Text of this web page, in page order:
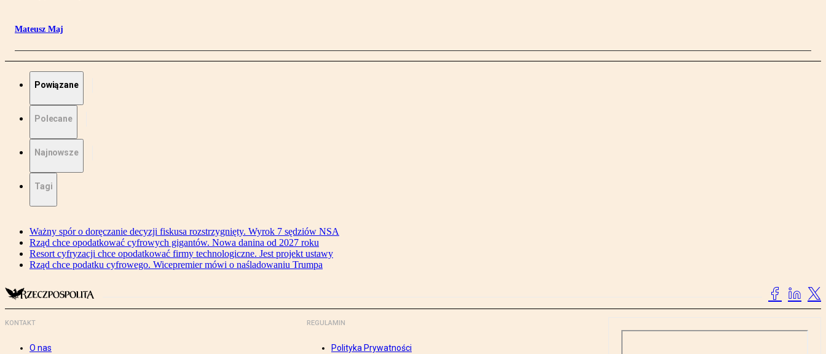
Mateusz Maj
Powiązane
Polecane
Najnowsze
Tagi
Ważny spór o doręczanie decyzji fiskusa rozstrzygnięty. Wyrok 7 sędziów NSA
Rząd chce opodatkować cyfrowych gigantów. Nowa danina od 2027 roku
Resort cyfryzacji chce opodatkować firmy technologiczne. Jest projekt ustawy
Rząd chce podatku cyfrowego. Wicepremier mówi o naśladowaniu Trumpa
KONTAKT
O nas
REGULAMIN
Polityka Prywatności